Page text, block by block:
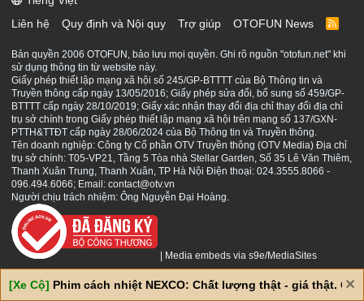
Liên hệ
Quy định và Nội quy Trợ giúp OTOFUN News
R
S
Bản quyền 2006 OTOFUN, bảo lưu mọi quyền. Ghi rõ nguồn "otofun.net" khi
sử dụng thông tin từ website này.
Giấy phép thiết lập mạng xã hội số 245/GP-BTTTT của Bộ Thông tin và
Truyền thông cấp ngày 13/05/2016; Giấy phép sửa đổi, bổ sung số 459/GP-
BTTTT cấp ngày 28/10/2019; Giấy xác nhận thay đổi địa chỉ thay đổi địa chỉ
trụ sở chính trong Giấy phép thiết lập mạng xã hội trên mạng số 137/GXN-
PTTH&TTĐT cấp ngày 28/06/2024 của Bộ Thông tin và Truyền thông.
Tên doanh nghiệp: Công ty Cổ phần OTV Truyền thông (OTV Media) Địa chỉ
trụ sở chính: T05-VP21, Tầng 5 Tòa nhà Stellar Garden, Số 35 Lê Văn Thiêm,
Thanh Xuân Trung, Thanh Xuân, TP Hà Nội Điện thoại: 024.3555.8066 -
096.494.6066; Email: contact@otv.vn
Người chịu trách nhiệm: Ông Nguyễn Đại Hoàng.
Media embeds via s9e/MediaSites
[Xe Cộ] Phim cách nhiệt NEXCO: Chất lượng thật - giá thật. Giá